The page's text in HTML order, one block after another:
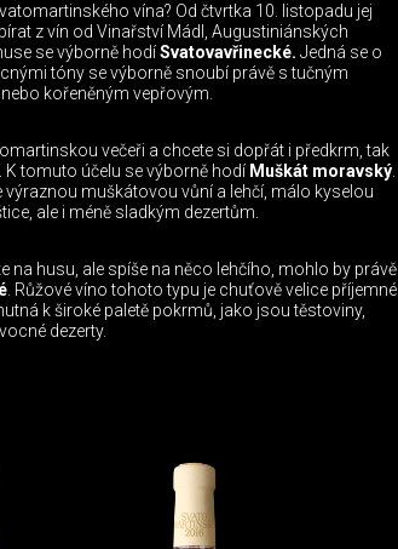
vína? Od čtvrtka 10. listopadu jej
z vín od Vinařství Mádl, Augustiniánských
se výborně hodíSvatovavřinecké. Jedná se o
tóny se výborně snoubí právě s tučným
kořeněným vepřovým.
večeři a chcete si dopřát i předkrm, tak
K tomuto účelu se výborně hodí Muškát moravský
muškátovou vůní a lehčí, málo kyselou
ale i méně sladkým dezertům.
na husu, ale spíše na něco lehčího, mohlo by právě
. Růžové víno tohoto typu je chuťově velice příjemné
k široké paletě pokrmů, jako jsou těstoviny,
dezerty.